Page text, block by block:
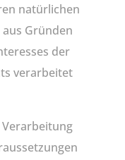
natürlichen
Gründen
der
verarbeitet